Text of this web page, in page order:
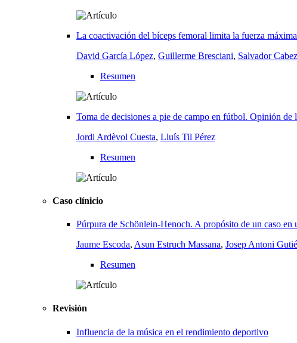
La coactivación del bíceps femoral limita la fuerza
David García López, Guillerme Bresciani, Salvador
Resumen
Toma de decisiones a pie de campo en fútbol. Opinión de
Jordi Ardèvol Cuesta, Lluís Til Pérez
Resumen
Caso clínicio
Púrpura de Schönlein-Henoch. A propósito de un caso en
Jaume Escoda, Asun Estruch Massana, Josep Antoni
Resumen
Revisión
Influencia de la música en el rendimiento deportivo